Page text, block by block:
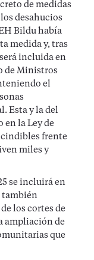
de medidas
desahucios
Bildu había
medida y, tras
incluida en
de Ministros
el
Esta y la del
en la Ley de
frente
miles y
se incluirá en
también
los cortes de
ampliación de
que